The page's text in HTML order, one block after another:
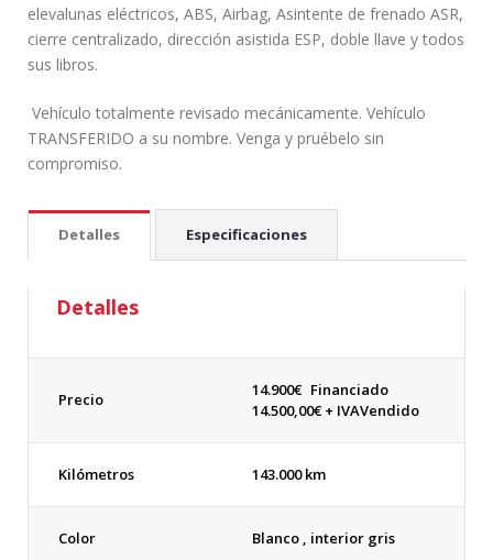
elevalunas eléctricos, ABS, Airbag, Asintente de frenado ASR,
cierre centralizado, dirección asistida ESP, doble llave y todos
sus libros.
Vehículo totalmente revisado mecánicamente. Vehículo
TRANSFERIDO a su nombre. Venga y pruébelo sin
compromiso.
Detalles Especificaciones
Detalles
Precio 14.900€ Financiado
14.500,00€ + IVAVendido
Kilómetros 143.000 km
Color Blanco , interior gris